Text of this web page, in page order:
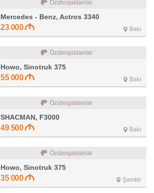
Özüboşaldanlar
Mercedes - Benz, Actros 3340
23 000 Bakı
Özüboşaldanlar
Howo, Sinotruk 375
55 000 Bakı
Özüboşaldanlar
SHACMAN, F3000
49 500 Bakı
Özüboşaldanlar
Howo, Sinotruk 375
35 000 Şəmkir